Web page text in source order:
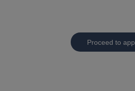
Proceed to app